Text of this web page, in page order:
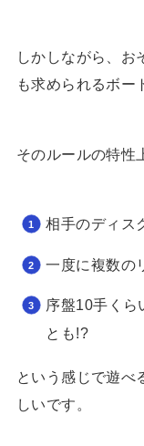
しかしながら、お
も求められるボー
そのルールの特性
相手のディス
一度に複数の
序盤10手くら
とも!?
という感じで遊べ
しいです。